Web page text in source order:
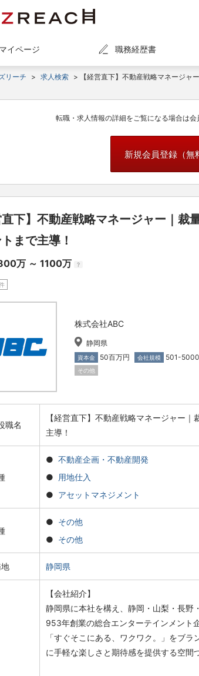
マイページ 職務経歴書
リーチ > 求人検索 > 【経営直下】不動産戦略マネージャ
転職・求人情報の詳細をご覧になる場合は
新規会員登録（無
直下】不動産戦略マネージャー｜裁
まで主導！
万 ～ 1100万 ?
株式会社ABC
静岡県
資本金 50百万円 会社規模 501-
その他
職名
【経営直下】不動産戦略マネージャー
主導！
不動産企画・不動産開発
用地仕入
アセットマネジメント
その他
その他
静岡県
【会社紹介】
静岡県に本社を構え、静岡・山梨・長野
953年創業の総合エンターテインメント
「すぐそこにある、ワクワク。」をブ
に手軽な楽しさと期待感を提供する空間